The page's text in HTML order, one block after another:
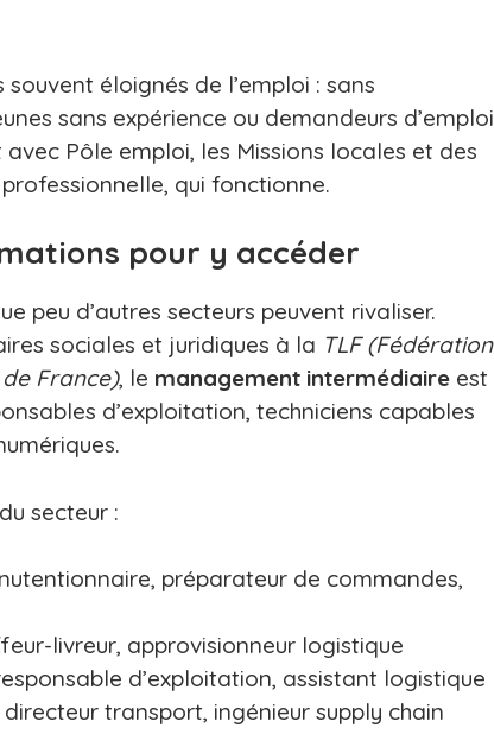
éloignés de l’emploi : sans
sans expérience ou demandeurs d’emploi
Pôle emploi, les Missions locales et des
qui fonctionne.
pour y accéder
peu d’autres secteurs peuvent rivaliser.
sociales et juridiques à la TLF (Fédération
France), le management intermédiaire est
d’exploitation, techniciens capables
secteur :
préparateur de commandes,
livreur, approvisionneur logistique
d’exploitation, assistant logistique
transport, ingénieur supply chain